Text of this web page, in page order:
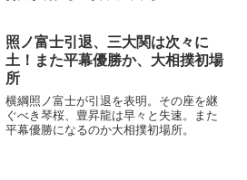
照ノ富士引退、三大関は次々に
土！また平幕優勝か、大相撲初場
所
横綱照ノ富士が引退を表明。その座を継
ぐべき琴桜、豊昇龍は早々と失速。また
平幕優勝になるのか大相撲初場所。